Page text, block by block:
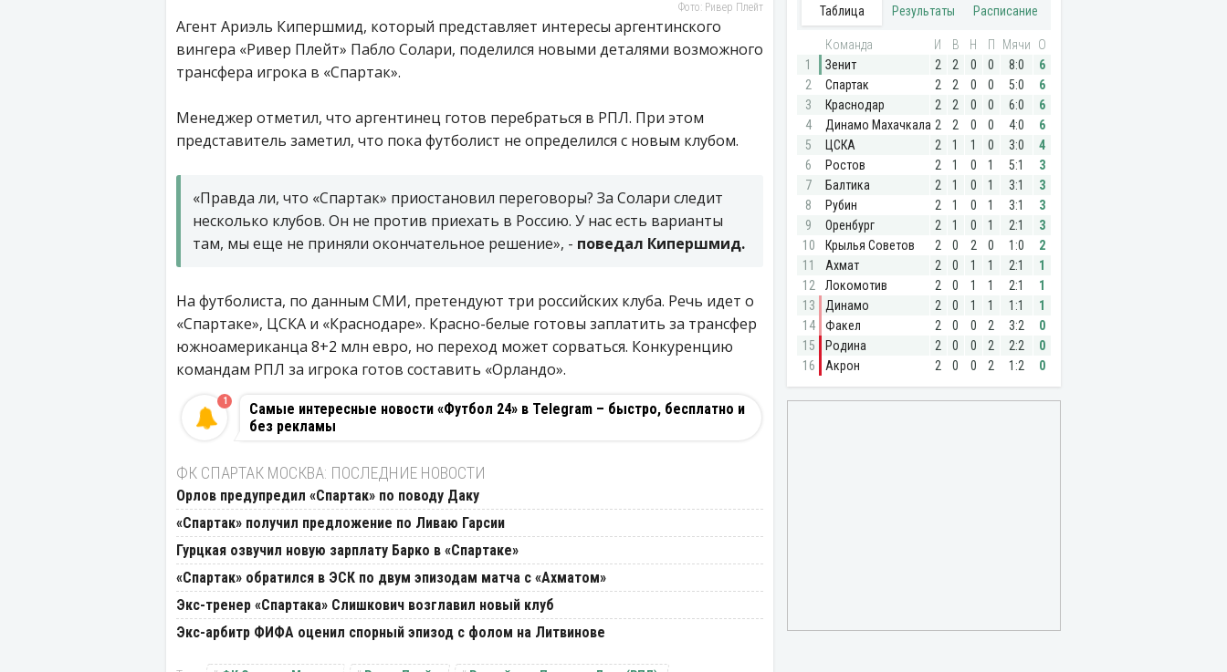
Фото: Ривер Плейт
Агент Ариэль Кипершмид, который представляет интересы аргентинского
вингера «Ривер Плейт» Пабло Солари, поделился новыми деталями возможного
трансфера игрока в «Спартак».
Менеджер отметил, что аргентинец готов перебраться в РПЛ. При этом
представитель заметил, что пока футболист не определился с новым клубом.
«Правда ли, что «Спартак» приостановил переговоры? За Солари следит
несколько клубов. Он не против приехать в Россию. У нас есть варианты
там, мы еще не приняли окончательное решение», - поведал Кипершмид.
На футболиста, по данным СМИ, претендуют три российских клуба. Речь идет о
«Спартаке», ЦСКА и «Краснодаре». Красно-белые готовы заплатить за трансфер
южноамериканца 8+2 млн евро, но переход может сорваться. Конкуренцию
командам РПЛ за игрока готов составить «Орландо».
Самые интересные новости «Футбол 24» в Telegram – быстро, бесплатно и
без рекламы
1
ФК СПАРТАК МОСКВА: ПОСЛЕДНИЕ НОВОСТИ
Орлов предупредил «Спартак» по поводу Даку
«Спартак» получил предложение по Ливаю Гарсии
Гурцкая озвучил новую зарплату Барко в «Спартаке»
«Спартак» обратился в ЭСК по двум эпизодам матча с «Ахматом»
Экс-тренер «Спартака» Слишкович возглавил новый клуб
Экс-арбитр ФИФА оценил спорный эпизод с фолом на Литвинове